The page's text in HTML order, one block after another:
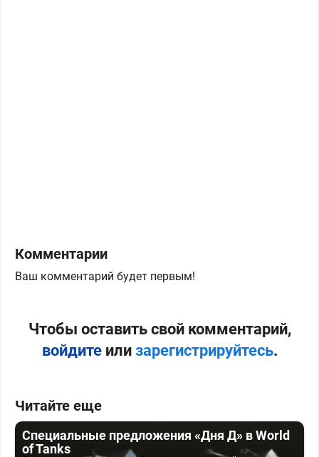
Комментарии
Ваш комментарий будет первым!
Чтобы оставить свой комментарий,
войдитеили зарегистрируйтесь.
Читайте еще
Специальные предложения «Дня Д» в World
of Tanks